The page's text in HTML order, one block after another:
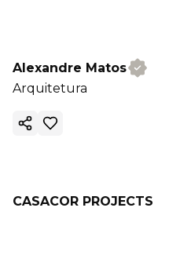
Alexandre Matos
Arquitetura
Copy ink
CASACOR PROJECTS